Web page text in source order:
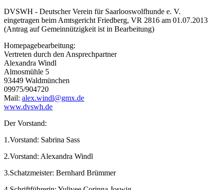
DVSWH - Deutscher Verein für Saarlooswolfhunde e. V.
eingetragen beim Amtsgericht Friedberg, VR 2816 am 01.07.2013
(Antrag auf Gemeinnützigkeit ist in Bearbeitung)
Homepagebearbeitung:
Vertreten durch den Ansprechpartner
Alexandra Windl
Almosmühle 5
93449 Waldmünchen
09975/904720
Mail: alex.windl@gmx.de
www.dvswh.de
Der Vorstand:
1.Vorstand: Sabrina Sass
2.Vorstand: Alexandra Windl
3.Schatzmeister: Bernhard Brümmer